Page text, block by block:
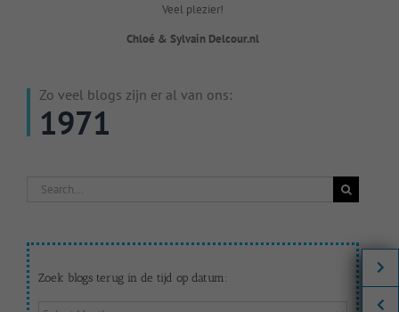
Veel plezier!
Chloé & Sylvain Delcour.nl
Zo veel blogs zijn er al van ons:
1971
Search
Zoek blogs terug in de tijd op datum: